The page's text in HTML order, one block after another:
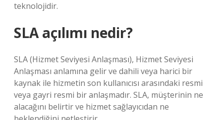
teknolojidir.
SLA açılımı nedir?
SLA (Hizmet Seviyesi Anlaşması), Hizmet Seviyesi
Anlaşması anlamına gelir ve dahili veya harici bir
kaynak ile hizmetin son kullanıcısı arasındaki resmi
veya gayri resmi bir anlaşmadır. SLA, müşterinin ne
alacağını belirtir ve hizmet sağlayıcıdan ne